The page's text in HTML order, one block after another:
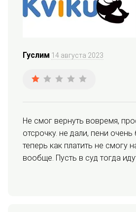
Гуслим 14 августа 2023
Не смог вернуть вовремя,
отсрочку. не дали, пени
теперь как платить не смогу
вообще. Пусть в суд тогда